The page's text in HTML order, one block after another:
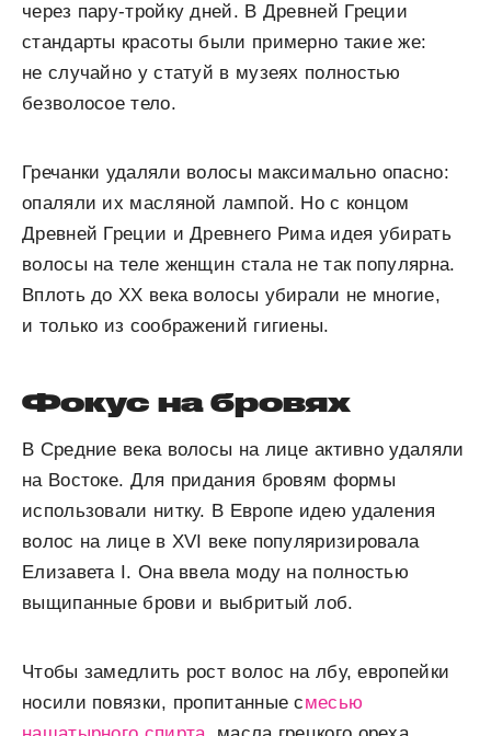
через пару-тройку дней. В Древней Греции
стандарты красоты были примерно такие же:
не случайно у статуй в музеях полностью
безволосое тело.
Гречанки удаляли волосы максимально опасно:
опаляли их масляной лампой. Но с концом
Древней Греции и Древнего Рима идея убирать
волосы на теле женщин стала не так популярна.
Вплоть до XX века волосы убирали не многие,
и только из соображений гигиены.
Фокус на бровях
В Средние века волосы на лице активно удаляли
на Востоке. Для придания бровям формы
использовали нитку. В Европе идею удаления
волос на лице в XVI веке популяризировала
Елизавета I. Она ввела моду на полностью
выщипанные брови и выбритый лоб.
Чтобы замедлить рост волос на лбу, европейки
носили повязки, пропитанные смесью